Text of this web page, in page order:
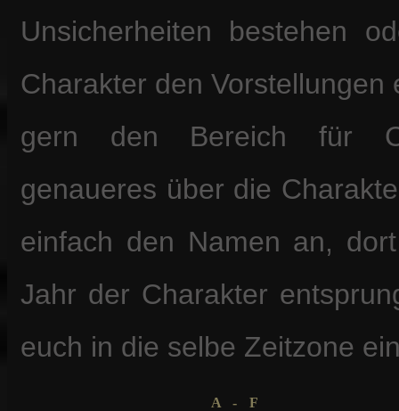
Unsicherheiten bestehen
Charakter den
gern den Bereich für
genaueres über die
einfach den Namen an,
Jahr der Charakter
euch in die selbe Zeitzone
A - F